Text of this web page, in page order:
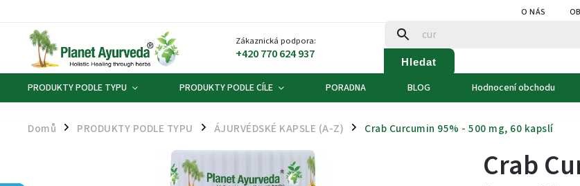
O NÁS
Zákaznická podpora:
+420 770 624 937 Hledat
PRODUKTY PODLE TYPU PRODUKTY PODLE CÍLE PORADNA BLOG Hodnocení obchodu
Domů / PRODUKTY PODLE TYPU / ÁJURVÉDSKÉ KAPSLE (A-Z) / Crab Curcumin 95% - 500 mg, 60 kapslí
Crab